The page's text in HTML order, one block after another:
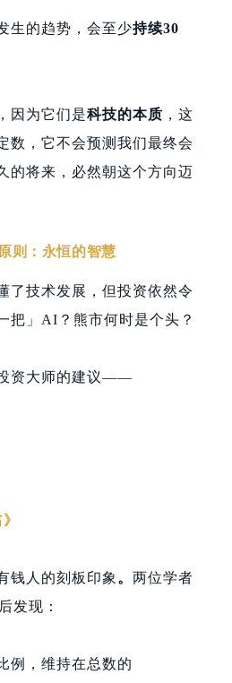
生的趋势，会至少持续30
因为它们是科技的本质 ，这
数，它不会预测我们最终会
的将来，必然朝这个方向迈
则：永恒的智慧
了技术发展，但投资依然令
把」AI？熊市何时是个头？
资大师的建议——
钱人的刻板印象 。 两位学者
发现：
例，维持在总数的